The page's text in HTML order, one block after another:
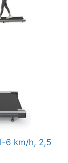
6 km/h, 2,5